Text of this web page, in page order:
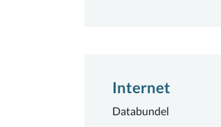
Internet
Databundel